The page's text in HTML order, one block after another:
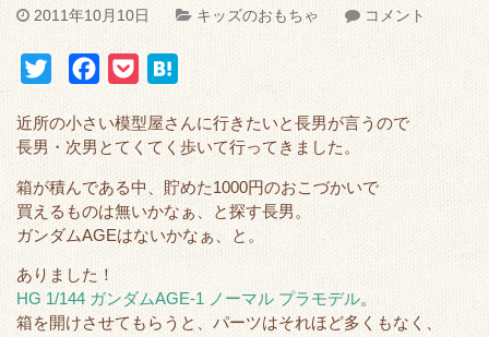
2011年10月10日 キッズのおもちゃ コメント
i
t
e
c
e
b
o
k
c
k
e
t
e
n
a
近所の小さい模型屋さんに行きたいと長男が言うので
長男・次男とてくてく歩いて行ってきました。
箱が積んである中、貯めた1000円のおこづかいで
買えるものは無いかなぁ、と探す長男。
ガンダムAGEはないかなぁ、と。
ありました！
HG 1/144 ガンダムAGE-1 ノーマル プラモデル。
箱を開けさせてもらうと、パーツはそれほど多くもなく、